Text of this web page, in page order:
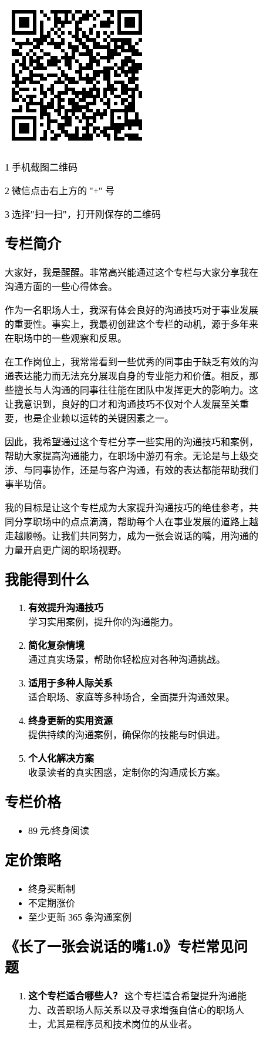
1 手机截图二维码
2 微信点击右上方的 "+" 号
3 选择"扫一扫"，打开刚保存的二维码
专栏简介
大家好，我是醒醒。非常高兴能通过这个专栏与大家分享我在
沟通方面的一些心得体会。
作为一名职场人士，我深有体会良好的沟通技巧对于事业发展
的重要性。事实上，我最初创建这个专栏的动机，源于多年来
在职场中的一些观察和反思。
在工作岗位上，我常常看到一些优秀的同事由于缺乏有效的沟
通表达能力而无法充分展现自身的专业能力和价值。相反，那
些擅长与人沟通的同事往往能在团队中发挥更大的影响力。这
让我意识到，良好的口才和沟通技巧不仅对个人发展至关重
要，也是企业赖以运转的关键因素之一。
因此，我希望通过这个专栏分享一些实用的沟通技巧和案例，
帮助大家提高沟通能力，在职场中游刃有余。无论是与上级交
涉、与同事协作，还是与客户沟通，有效的表达都能帮助我们
事半功倍。
我的目标是让这个专栏成为大家提升沟通技巧的绝佳参考，共
同分享职场中的点点滴滴，帮助每个人在事业发展的道路上越
走越顺畅。让我们共同努力，成为一张会说话的嘴，用沟通的
力量开启更广阔的职场视野。
我能得到什么
有效提升沟通技巧
学习实用案例，提升你的沟通能力。
简化复杂情境
通过真实场景，帮助你轻松应对各种沟通挑战。
适用于多种人际关系
适合职场、家庭等多种场合，全面提升沟通效果。
终身更新的实用资源
提供持续的沟通案例，确保你的技能与时俱进。
个人化解决方案
收录读者的真实困惑，定制你的沟通成长方案。
专栏价格
89 元/终身阅读
定价策略
终身买断制
不定期涨价
至少更新 365 条沟通案例
《长了一张会说话的嘴1.0》专栏常见问
题
这个专栏适合哪些人？
这个专栏适合希望提升沟通能
力、改善职场人际关系以及寻求增强自信心的职场人
士，尤其是程序员和技术岗位的从业者。